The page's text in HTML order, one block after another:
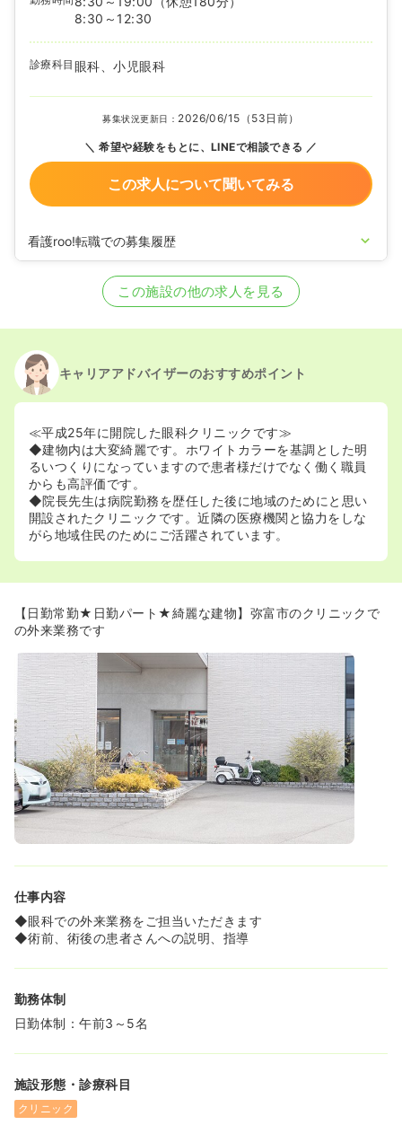
8:30～12:30
診療科目 眼科、小児眼科
募集状況更新日： 2026/06/15（53日前）
希望や経験をもとに、LINEで相談できる
この求人について聞いてみる
看護roo!転職での募集履歴
正・准看護師の募集を休止
正・准看護師を募集中
この施設の他の求人を見る
キャリアアドバイザーのおすすめポイント
≪平成25年に開院した眼科クリニックです≫
◆建物内は大変綺麗です。ホワイトカラーを基調とした明
るいつくりになっていますので患者様だけでなく働く職員
からも高評価です。
◆院長先生は病院勤務を歴任した後に地域のためにと思い
開設されたクリニックです。近隣の医療機関と協力をしな
がら地域住民のためにご活躍されています。
【日勤常勤★日勤パート★綺麗な建物】弥富市のクリニックで
の外来業務です
仕事内容
◆眼科での外来業務をご担当いただきます
◆術前、術後の患者さんへの説明、指導
勤務体制
日勤体制：午前3～5名
施設形態・診療科目
クリニック